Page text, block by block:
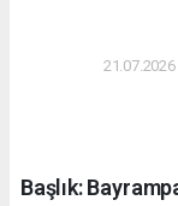
Başlık: